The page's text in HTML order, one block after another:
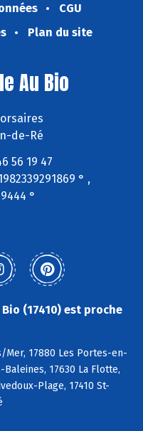
CGU
Plan du site
Au Bio
de-Ré
56 19 47
° ,
°
(17410) est proche
Mer, 17880 Les Portes-en-
Baleines, 17630 La Flotte,
Plage, 17410 St-